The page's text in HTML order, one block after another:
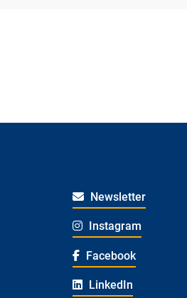
Newsletter
Instagram
Facebook
LinkedIn